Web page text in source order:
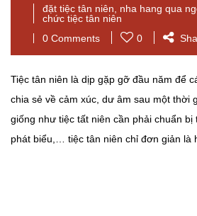
đặt tiệc tân niên
nha hang qua
chức tiệc tân niên
0 Comments
0
Tiệc tân niên là dịp gặp gỡ đầu năm để
chia sẻ về cảm xúc, dư âm sau một thời
giống như tiệc tất niên cần phải chuẩn bị
phát biểu,… tiệc tân niên chỉ đơn giản là